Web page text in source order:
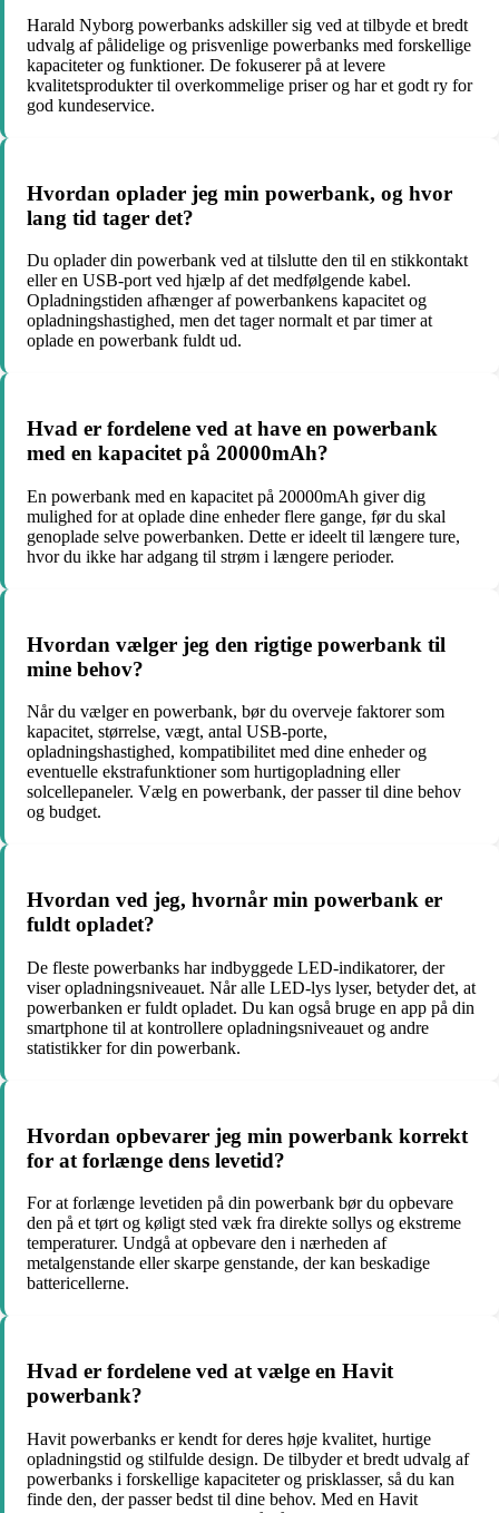
Harald Nyborg powerbanks adskiller sig ved at tilbyde et bredt
udvalg af pålidelige og prisvenlige powerbanks med forskellige
kapaciteter og funktioner. De fokuserer på at levere
kvalitetsprodukter til overkommelige priser og har et godt ry for
god kundeservice.
Hvordan oplader jeg min powerbank, og hvor
lang tid tager det?
Du oplader din powerbank ved at tilslutte den til en stikkontakt
eller en USB-port ved hjælp af det medfølgende kabel.
Opladningstiden afhænger af powerbankens kapacitet og
opladningshastighed, men det tager normalt et par timer at
oplade en powerbank fuldt ud.
Hvad er fordelene ved at have en powerbank
med en kapacitet på 20000mAh?
En powerbank med en kapacitet på 20000mAh giver dig
mulighed for at oplade dine enheder flere gange, før du skal
genoplade selve powerbanken. Dette er ideelt til længere ture,
hvor du ikke har adgang til strøm i længere perioder.
Hvordan vælger jeg den rigtige powerbank til
mine behov?
Når du vælger en powerbank, bør du overveje faktorer som
kapacitet, størrelse, vægt, antal USB-porte,
opladningshastighed, kompatibilitet med dine enheder og
eventuelle ekstrafunktioner som hurtigopladning eller
solcellepaneler. Vælg en powerbank, der passer til dine behov
og budget.
Hvordan ved jeg, hvornår min powerbank er
fuldt opladet?
De fleste powerbanks har indbyggede LED-indikatorer, der
viser opladningsniveauet. Når alle LED-lys lyser, betyder det, at
powerbanken er fuldt opladet. Du kan også bruge en app på din
smartphone til at kontrollere opladningsniveauet og andre
statistikker for din powerbank.
Hvordan opbevarer jeg min powerbank korrekt
for at forlænge dens levetid?
For at forlænge levetiden på din powerbank bør du opbevare
den på et tørt og køligt sted væk fra direkte sollys og ekstreme
temperaturer. Undgå at opbevare den i nærheden af
metalgenstande eller skarpe genstande, der kan beskadige
battericellerne.
Hvad er fordelene ved at vælge en Havit
powerbank?
Havit powerbanks er kendt for deres høje kvalitet, hurtige
opladningstid og stilfulde design. De tilbyder et bredt udvalg af
powerbanks i forskellige kapaciteter og prisklasser, så du kan
finde den, der passer bedst til dine behov. Med en Havit